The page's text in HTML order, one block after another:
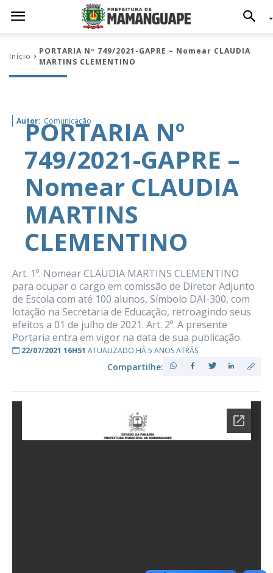
Início
PORTARIA Nº 749/2021-GAPRE – Nomear CLAUDIA
MARTINS CLEMENTINO
Autor: Comunicação
PORTARIA Nº
749/2021-GAPRE –
Nomear CLAUDIA
MARTINS
CLEMENTINO
Art. 1º. Nomear CLAUDIA MARTINS CLEMENTINO
para ocupar o cargo em comissão de Diretor Adjunto
de Escola com até 100 alunos, Símbolo DAI-300, com
lotação na Secretaria de Educação, retroagindo seus
efeitos a 01 de julho de 2021. Art. 2º. A presente
Portaria entra em vigor na data de sua publicação.
22/07/2021 16H51 ATUALIZADO HÁ 5 ANOS ATRÁS
Compartilhe: